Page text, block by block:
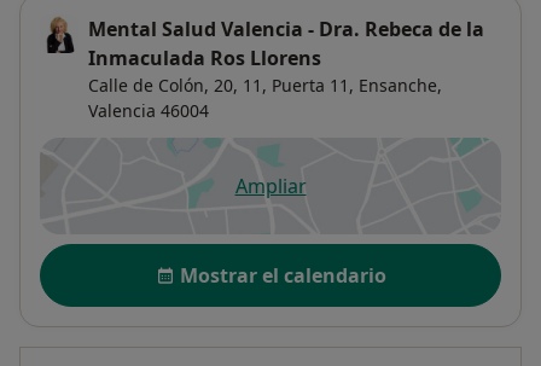
Mental Salud Valencia - Dra. Rebeca de la
Inmaculada Ros Llorens
Calle de Colón, 20, 11, Puerta 11, Ensanche,
Valencia 46004
Ampliarse abre en una nueva
Disponibilidad
Mostrar el calendario